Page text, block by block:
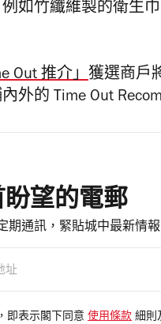
如竹纖維製的衛生
Out 推介」獲選商戶
外的 Time Out
望的電郵
期通訊，緊貼城中最新情報
即表示閣下同意 使用條款 細則